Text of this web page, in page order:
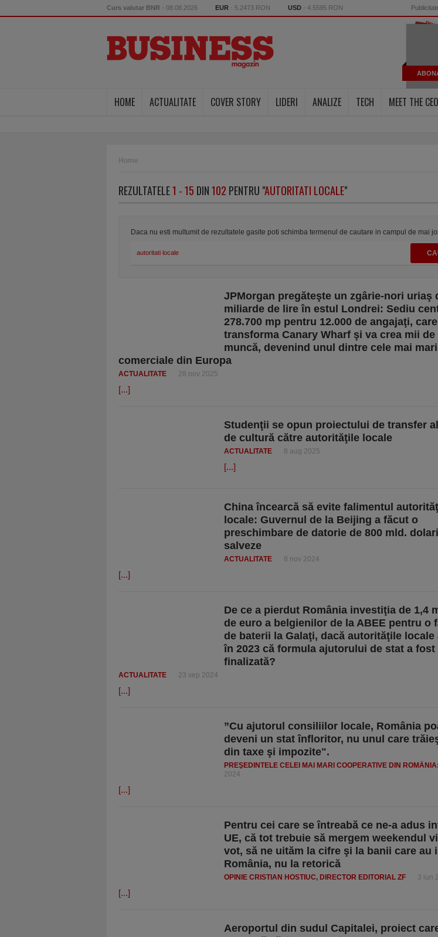
Curs valutar BNR - 08.08.2026 EUR - 5.2473 RON USD - 4.5595 RON
HOME ACTUALITATE COVER STORY LIDERI ANALIZE TECH MEET THE CEO
Home
REZULTATELE1 - 15 DIN102 PENTRU "AUTORITATI LOCALE"
Daca nu esti multumit de rezultatele gasite poti schimba termenul de cautare in campul de mai
JPMorgan pregăteşte un zgârie-nori uriaş
miliarde de lire în estul Londrei: Sediu
278.700 mp pentru 12.000 de angajaţi,
transforma Canary Wharf şi va crea mii
muncă, devenind unul dintre cele mai
comerciale din Europa
ACTUALITATE 28 nov 2025
[...]
Studenţii se opun proiectului de transfer
de cultură către autorităţile locale
ACTUALITATE 8 aug 2025
[...]
China încearcă să evite falimentul
locale: Guvernul de la Beijing a făcut o
preschimbare de datorie de 800 mld.
salveze
ACTUALITATE 8 nov 2024
[...]
De ce a pierdut România investiţia de 1,4
de euro a belgienilor de la ABEE pentru o
de baterii la Galaţi, dacă autorităţile locale
în 2023 că formula ajutorului de stat a fost
finalizată?
ACTUALITATE 23 sep 2024
[...]
”Cu ajutorul consiliilor locale, România
deveni un stat înfloritor, nu unul care
din taxe şi impozite".
PREŞEDINTELE CELEI MAI MARI COOPERATIVE DIN ROMÂNIA:
2024
[...]
Pentru cei care se întreabă ce ne-a adus
UE, că tot trebuie să mergem weekendul
vot, să ne uităm la cifre şi la banii care au
România, nu la retorică
OPINIE CRISTIAN HOSTIUC, DIRECTOR EDITORIAL ZF 3 iun
[...]
Aeroportul din sudul Capitalei, proiect